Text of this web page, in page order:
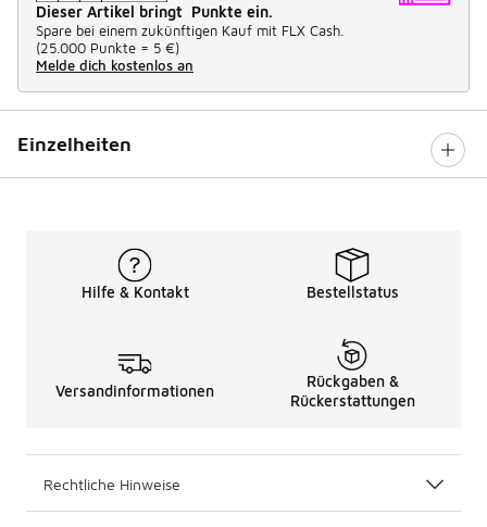
Dieser Artikel bringt Punkte ein.
Spare bei einem zukünftigen Kauf mit FLX Cash.
(25.000 Punkte = 5 €)
Melde dich kostenlos an
Einzelheiten
Hilfe & Kontakt Bestellstatus
Versandinformationen
Rückgaben &
Rückerstattungen
Rechtliche Hinweise